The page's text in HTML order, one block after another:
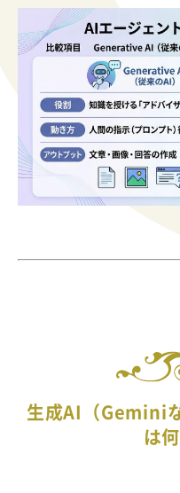
生成AI（Gemini
は